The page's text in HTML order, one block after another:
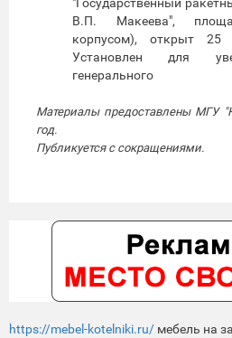
В.П. Макеева",
корпусом), открыт 25
Установлен для
генерального
Материалы предоставлены МГУ
год.
Публикуется с сокращениями.
https://mebel-kotelniki.ru/ мебель на